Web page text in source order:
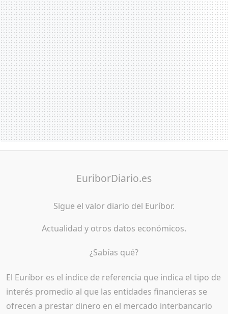
EuriborDiario.es
Sigue el valor diario del Euríbor.
Actualidad y otros datos económicos.
¿Sabías qué?
El Euríbor es el índice de referencia que indica el tipo de
interés promedio al que las entidades financieras se
ofrecen a prestar dinero en el mercado interbancario